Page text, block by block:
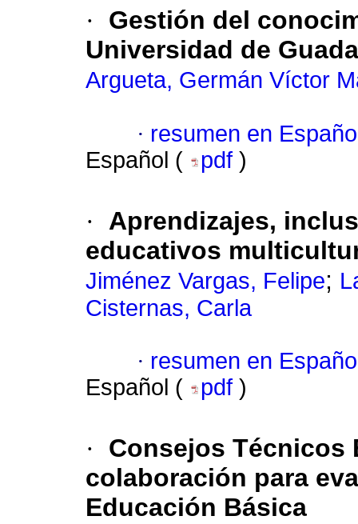
·
Gestión del
Universidad de
Argueta, Germán Víctor
· resumen en
Español (
pdf )
·
Aprendizajes,
educativos
Jiménez Vargas, Felipe;
Cisternas, Carla
· resumen en
Español (
pdf )
·
Consejos Técnicos
colaboración para
Educación Básica